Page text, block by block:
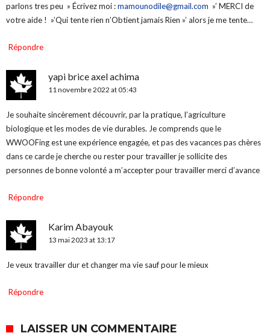
parlons tres peu » Écrivez moi :mamounodile@gmail.com »’ MERCI de
votre aide ! »’Qui tente rien n’Obtient jamais Rien »’ alors je me tente…
Répondre
yapi brice axel achima
11 novembre 2022 at 05:43
Je souhaite sincèrement découvrir, par la pratique, l’agriculture
biologique et les modes de vie durables. Je comprends que le
WWOOFing est une expérience engagée, et pas des vacances pas chères
dans ce carde je cherche ou rester pour travailler je sollicite des
personnes de bonne volonté a m’accepter pour travailler merci d’avance
Répondre
Karim Abayouk
13 mai 2023 at 13:17
Je veux travailler dur et changer ma vie sauf pour le mieux
Répondre
LAISSER UN COMMENTAIRE